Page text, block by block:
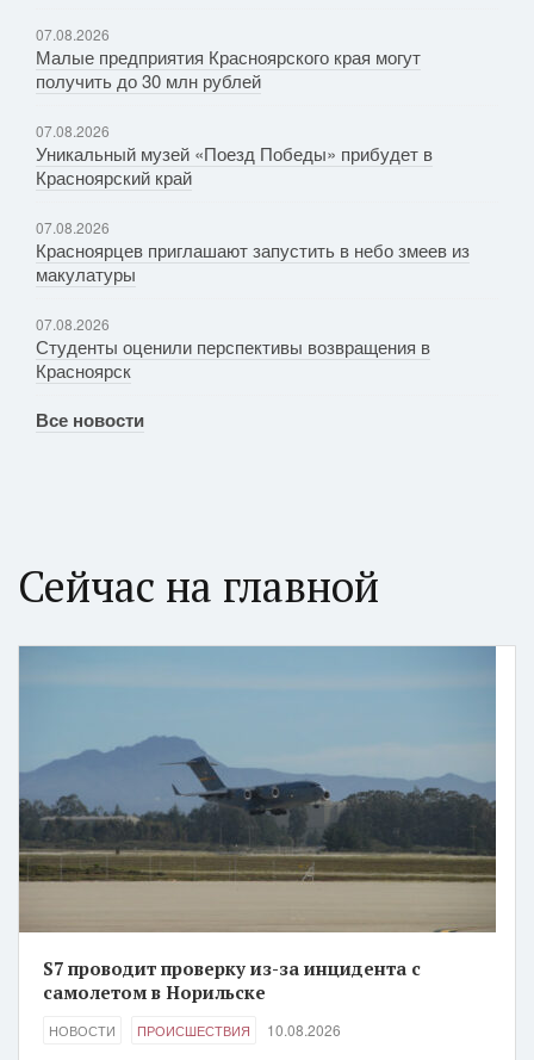
07.08.2026
Малые предприятия Красноярского края могут
получить до 30 млн рублей
07.08.2026
Уникальный музей «Поезд Победы» прибудет в
Красноярский край
07.08.2026
Красноярцев приглашают запустить в небо змеев из
макулатуры
07.08.2026
Студенты оценили перспективы возвращения в
Красноярск
Все новости
Сейчас на главной
S7 проводит проверку из-за инцидента с
самолетом в Норильске
НОВОСТИ ПРОИСШЕСТВИЯ 10.08.2026